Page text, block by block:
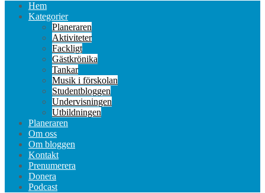
Hem
Kategorier
Planeraren
Aktiviteter
Fackligt
Gästkrönika
Tankar
Musik i förskolan
Studentbloggen
Undervisningen
Utbildningen
Planeraren
Om oss
Om bloggen
Kontakt
Prenumerera
Donera
Podcast